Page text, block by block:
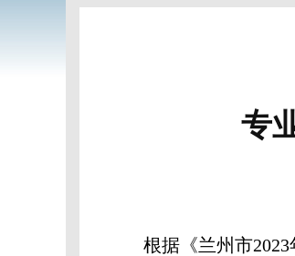
专
根据《兰州市2023